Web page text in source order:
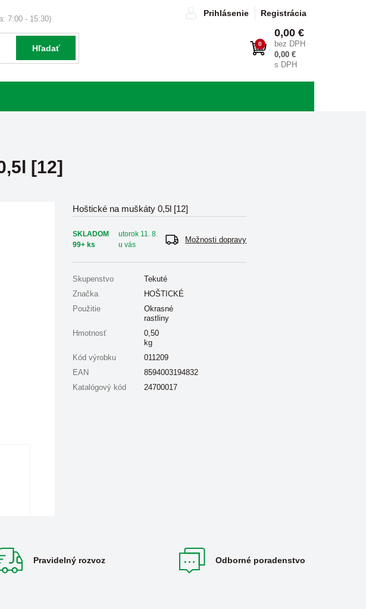
7:00 - 15:30)
Prihlásenie Registrácia
Hľadať 0
0,00 €
bez DPH
0,00 €
s DPH
[12]
Hoštické na muškáty 0,5l [12]
SKLADOM
99+ ks
utorok 11. 8.
u vás
Možnosti dopravy
Skupenstvo
Tekuté
Značka
HOŠTICKÉ
Použitie
Okrasné
rastliny
Hmotnosť
0,50
kg
Kód výrobku
011209
EAN
8594003194832
Katalógový kód
24700017
Pravidelný rozvoz Odborné poradenstvo